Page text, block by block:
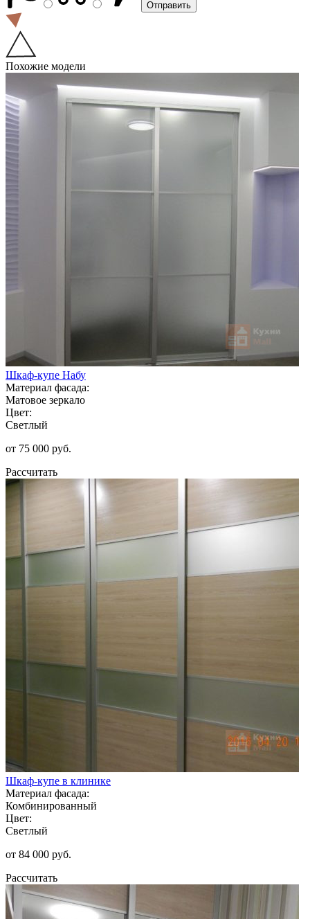
Похожие модели
Шкаф-купе Набу
Материал фасада:
Матовое зеркало
Цвет:
Светлый
от 75 000 руб.
Рассчитать
Шкаф-купе в клинике
Материал фасада:
Комбинированный
Цвет:
Светлый
от 84 000 руб.
Рассчитать